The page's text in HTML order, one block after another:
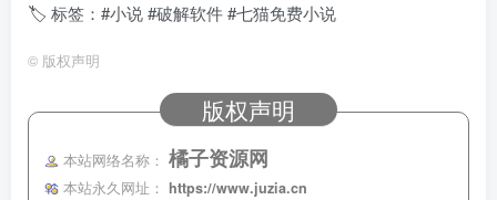
🏷 标签：#小说 #破解软件 #七猫免费小说
© 版权声明
版权声明
本站网络名称： 橘子资源网
本站永久网址：
https://www.juzia.cn